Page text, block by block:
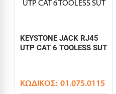
KEYSTONE JACK RJ45
UTP CAT 6 TOOLESS SUT
ΚΩΔΙΚΌΣ: 01.075.0115